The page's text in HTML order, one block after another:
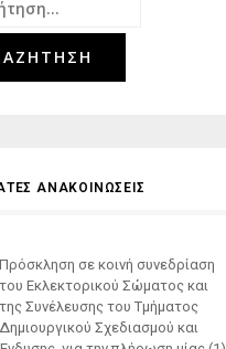
ΑΝΑΚΟΙΝΩΣΕΙΣ
Πρόσκληση σε κοινή συνεδρίαση
του Εκλεκτορικού Σώματος και
της Συνέλευσης του Τμήματος
Δημιουργικού Σχεδιασμού και